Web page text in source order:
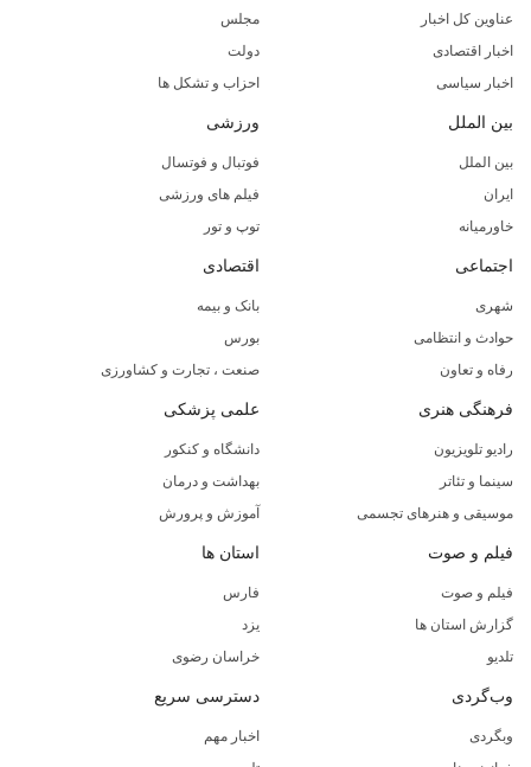
عناوین کل اخبار
اخبار اقتصادی
اخبار سیاسی
مجلس
دولت
احزاب و تشکل ها
بین الملل
بین الملل
ایران
خاورمیانه
ورزشی
فوتبال و فوتسال
فیلم های ورزشی
توپ و تور
اجتماعی
شهری
حوادث و انتظامی
رفاه و تعاون
اقتصادی
بانک و بیمه
بورس
صنعت ، تجارت و کشاورزی
فرهنگی هنری
رادیو تلویزیون
سینما و تئاتر
موسیقی و هنرهای تجسمی
علمی پزشکی
دانشگاه و کنکور
بهداشت و درمان
آموزش و پرورش
فیلم و صوت
فیلم و صوت
گزارش استان ها
تلدیو
استان ها
فارس
یزد
خراسان رضوی
وب‌گردی
وبگردی
دسترسی سریع
اخبار مهم